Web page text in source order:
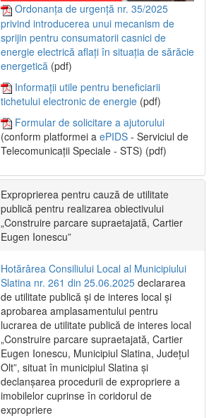
Ordonanța de urgență nr. 35/2025
privind introducerea unui mecanism de
sprijin pentru consumatorii casnici de
energie electrică aflați în situația de sărăcie
energetică (pdf)
Informații utile pentru beneficiarii
tichetului electronic de energie (pdf)
Formular de solicitare a ajutorului
(conform platformei a ePIDS - Serviciul de
Telecomunicații Speciale - STS) (pdf)
Exproprierea pentru cauză de utilitate
publică pentru realizarea obiectivului
„Construire parcare supraetajată, Cartier
Eugen Ionescu”
Hotărârea Consiliului Local al Municipiului
Slatina nr. 261 din 25.06.2025 declararea
de utilitate publică și de interes local și
aprobarea amplasamentului pentru
lucrarea de utilitate publică de interes local
„Construire parcare supraetajată, Cartier
Eugen Ionescu, Municipiul Slatina, Județul
Olt”, situat în municipiul Slatina și
declanșarea procedurii de expropriere a
imobilelor cuprinse în coridorul de
expropriere